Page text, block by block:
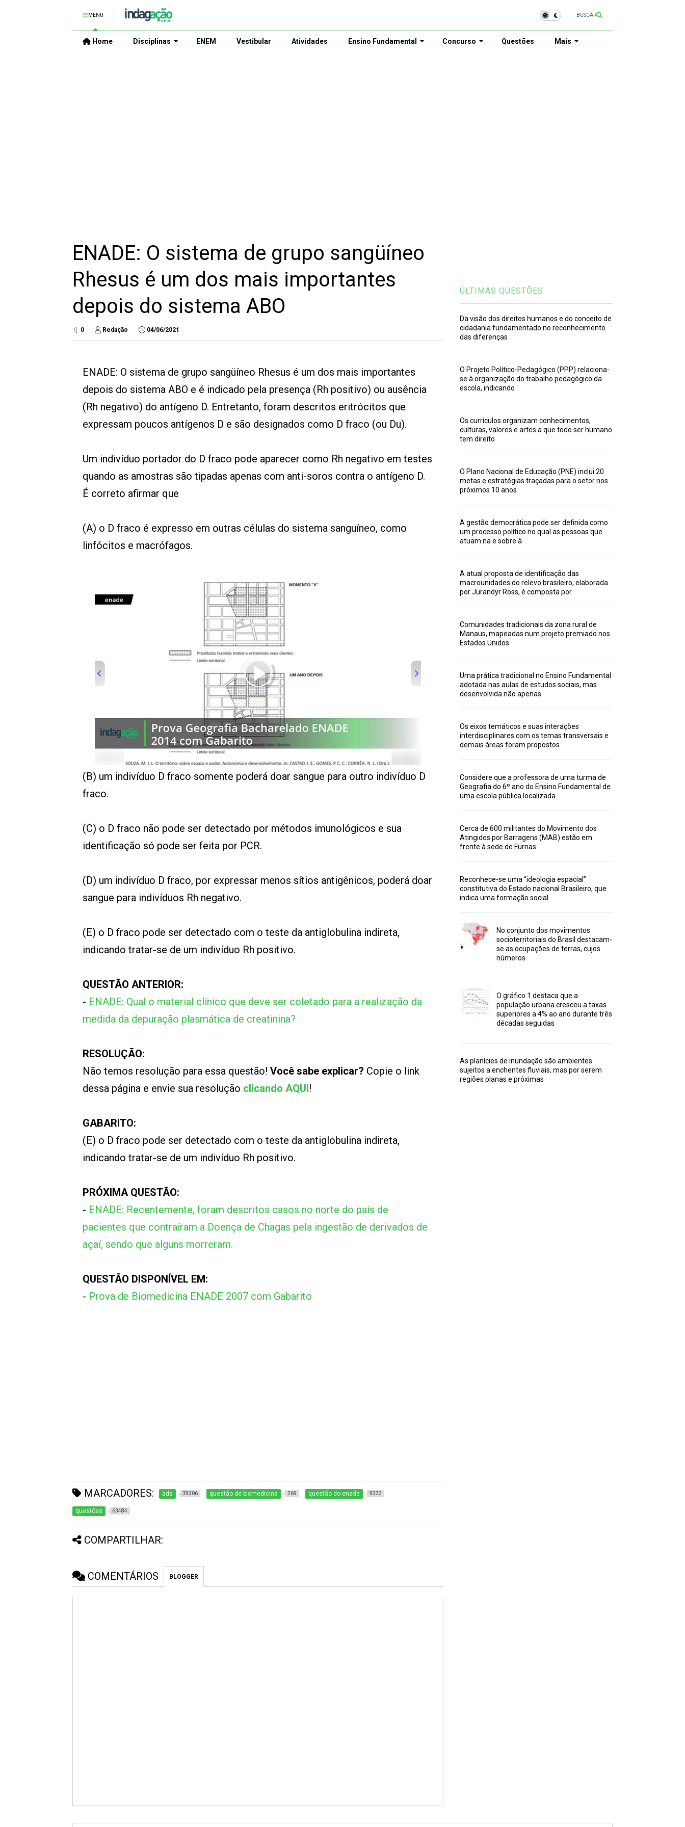
MENU BUSCAR
Home Disciplinas ENEM Vestibular Atividades Ensino Fundamental Concurso Questões Mais
ENADE: O sistema de grupo sangüíneo
Rhesus é um dos mais importantes
depois do sistema ABO
0 Redação 04/06/2021
ENADE: O sistema de grupo sangüíneo Rhesus é um dos mais importantes
depois do sistema ABO e é indicado pela presença (Rh positivo) ou ausência
(Rh negativo) do antígeno D. Entretanto, foram descritos eritrócitos que
expressam poucos antígenos D e são designados como D fraco (ou Du).
Um indivíduo portador do D fraco pode aparecer como Rh negativo em testes
quando as amostras são tipadas apenas com anti-soros contra o antígeno D.
É correto afirmar que
(A) o D fraco é expresso em outras células do sistema sanguíneo, como
linfócitos e macrófagos.
(B) um indivíduo D fraco somente poderá doar sangue para outro indivíduo D
fraco.
(C) o D fraco não pode ser detectado por métodos imunológicos e sua
identificação só pode ser feita por PCR.
(D) um indivíduo D fraco, por expressar menos sítios antigênicos, poderá doar
sangue para indivíduos Rh negativo.
(E) o D fraco pode ser detectado com o teste da antiglobulina indireta,
indicando tratar-se de um indivíduo Rh positivo.
QUESTÃO ANTERIOR:
- ENADE: Qual o material clínico que deve ser coletado para a realização da
medida da depuração plasmática de creatinina?
RESOLUÇÃO:
Não temos resolução para essa questão! Você sabe explicar? Copie o link
dessa página e envie sua resolução clicando AQUI!
GABARITO:
(E) o D fraco pode ser detectado com o teste da antiglobulina indireta,
indicando tratar-se de um indivíduo Rh positivo.
PRÓXIMA QUESTÃO:
- ENADE: Recentemente, foram descritos casos no norte do país de
pacientes que contraíram a Doença de Chagas pela ingestão de derivados de
açaí, sendo que alguns morreram.
QUESTÃO DISPONÍVEL EM:
- Prova de Biomedicina ENADE 2007 com Gabarito
MARCADORES: ads 39306 questão de biomedicina 269 questão do enade 9333
questões 63484
COMPARTILHAR:
COMENTÁRIOS BLOGGER
ÚLTIMAS QUESTÕES
Da visão dos direitos humanos e do conceito de
cidadania fundamentado no reconhecimento
das diferenças
O Projeto Político-Pedagógico (PPP) relaciona-
se à organização do trabalho pedagógico da
escola, indicando
Os currículos organizam conhecimentos,
culturas, valores e artes a que todo ser humano
tem direito
O Plano Nacional de Educação (PNE) inclui 20
metas e estratégias traçadas para o setor nos
próximos 10 anos
A gestão democrática pode ser definida como
um processo político no qual as pessoas que
atuam na e sobre à
A atual proposta de identificação das
macrounidades do relevo brasileiro, elaborada
por Jurandyr Ross, é composta por
Comunidades tradicionais da zona rural de
Manaus, mapeadas num projeto premiado nos
Estados Unidos
Uma prática tradicional no Ensino Fundamental
adotada nas aulas de estudos sociais, mas
desenvolvida não apenas
Os eixos temáticos e suas interações
interdisciplinares com os temas transversais e
demais áreas foram propostos
Considere que a professora de uma turma de
Geografia do 6º ano do Ensino Fundamental de
uma escola pública localizada
Cerca de 600 militantes do Movimento dos
Atingidos por Barragens (MAB) estão em
frente à sede de Furnas
Reconhece-se uma “ideologia espacial”
constitutiva do Estado nacional Brasileiro, que
indica uma formação social
No conjunto dos movimentos
socioterritoriais do Brasil destacam-
se as ocupações de terras, cujos
números
O gráfico 1 destaca que a
população urbana cresceu a taxas
superiores a 4% ao ano durante três
décadas seguidas
As planícies de inundação são ambientes
sujeitos a enchentes fluviais, mas por serem
regiões planas e próximas